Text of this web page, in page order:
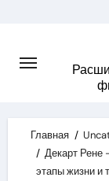
content
Главная
Декарт Рене
этапы жизни и